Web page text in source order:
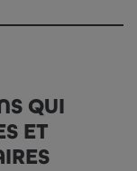
QUI
ET